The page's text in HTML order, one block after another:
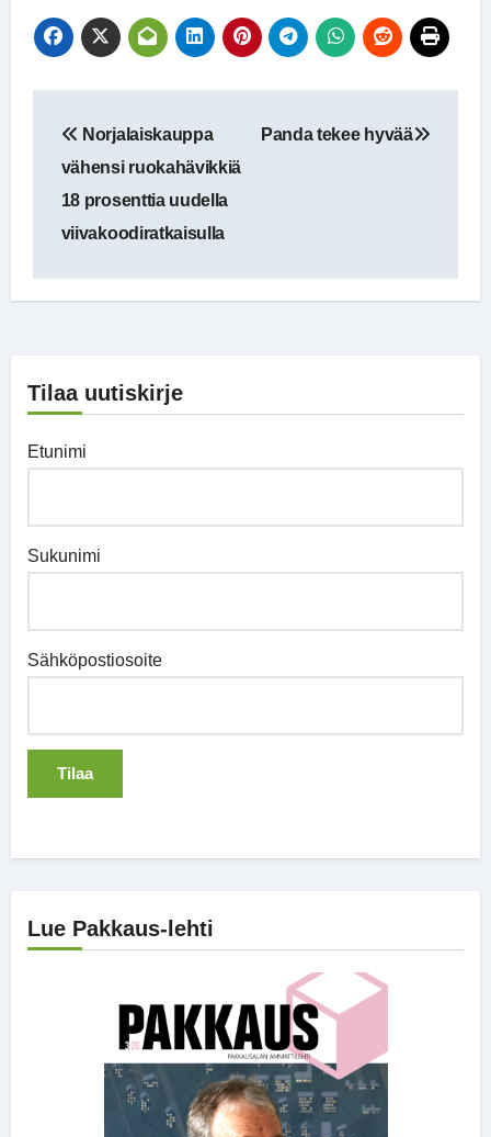
selaus
Norjalaiskauppa
vähensi ruokahävikkiä
18 prosenttia uudella
viivakoodiratkaisulla
Panda tekee hyvää
Tilaa uutiskirje
Etunimi
Sukunimi
Sähköpostiosoite
Lue Pakkaus-lehti